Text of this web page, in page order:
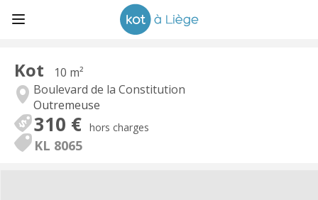
Kot
10 m²
Boulevard de la Constitution
Outremeuse
310 € hors charges
KL 8065